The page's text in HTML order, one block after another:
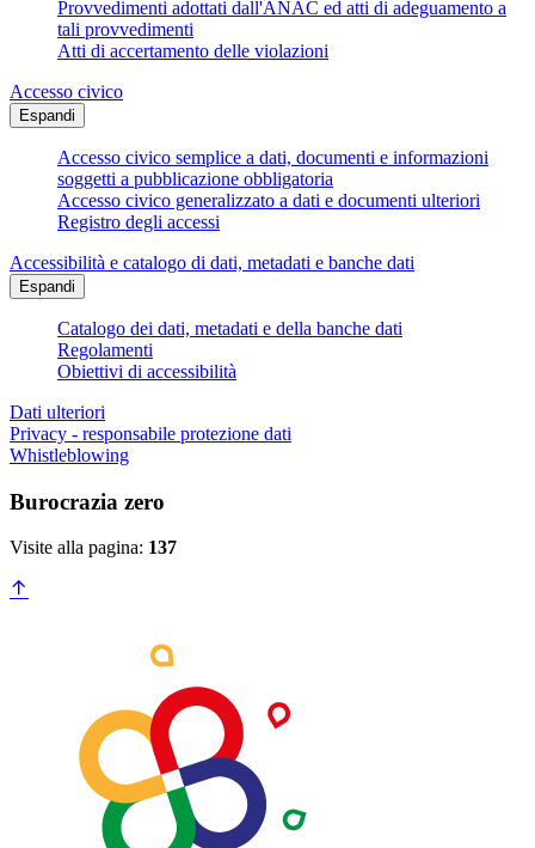
Provvedimenti adottati dall'ANAC ed atti di adeguamento a
tali provvedimenti
Atti di accertamento delle violazioni
Accesso civico
Espandi
Accesso civico semplice a dati, documenti e informazioni
soggetti a pubblicazione obbligatoria
Accesso civico generalizzato a dati e documenti ulteriori
Registro degli accessi
Accessibilità e catalogo di dati, metadati e banche dati
Espandi
Catalogo dei dati, metadati e della banche dati
Regolamenti
Obiettivi di accessibilità
Dati ulteriori
Privacy - responsabile protezione dati
Whistleblowing
Burocrazia zero
Visite alla pagina: 137